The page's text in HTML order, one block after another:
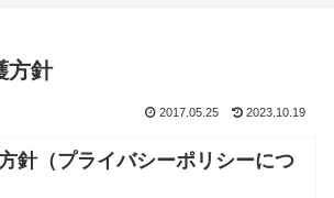
方針
2017.05.25 2023.10.19
針（プライバシーポリシーにつ